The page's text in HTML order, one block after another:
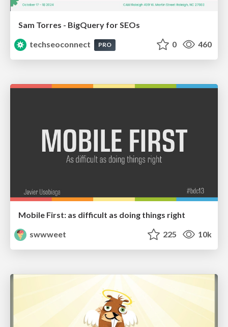
Sam Torres - BigQuery for SEOs
techseoconnect
PRO 0 460
Mobile First: as difficult as doing things right
swwweet
225 10k